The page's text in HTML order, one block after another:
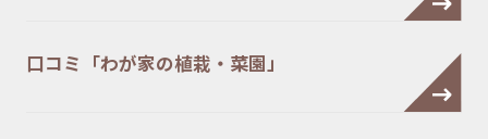
口コミ「わが家の植栽・菜園」